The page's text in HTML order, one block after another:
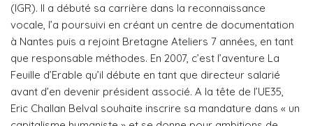
(IGR). Il a débuté sa carrière dans la reconnaissance
vocale, l’a poursuivi en créant un centre de documentation
à Nantes puis a rejoint Bretagne Ateliers 7 années, en tant
que responsable méthodes. En 2007, c’est l’aventure La
Feuille d’Erable qu’il débute en tant que directeur salarié
avant d’en devenir président associé. A la tête de l’UE35,
Eric Challan Belval souhaite inscrire sa mandature dans « un